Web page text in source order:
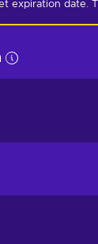
expiration